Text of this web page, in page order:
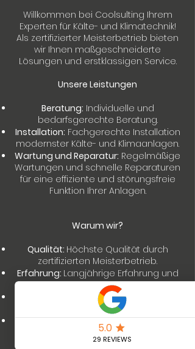
Willkommen bei Coolsulting Ihrem
Experten für Kälte- und Klimatechnik!
Als zertifizierter Meisterbetrieb bieten
wir Ihnen maßgeschneiderte
Lösungen und erstklassigen Service.
Unsere Leistungen
Beratung: Individuelle und
bedarfsgerechte Beratung.
Installation: Fachgerechte Installation
modernster Kälte- und Klimaanlagen.
Wartung und Reparatur: Regelmäßige
Wartungen und schnelle Reparaturen
für eine effiziente und störungsfreie
Funktion Ihrer Anlagen.
Warum wir?
Qualität: Höchste Qualität durch
zertifizierten Meisterbetrieb.
Erfahrung: Langjährige Erfahrung und
Fachkompetenz.
Kundenzufriedenheit:Ihr Vertrauen
und Ihre Zufriedenheit sind unser Ziel.
Umweltfreundlich:Einsatz
umweltfreundlicher und
energieeffizienter Lösungen.